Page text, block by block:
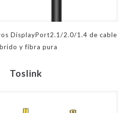
DisplayPort2.1/2.0/1.4 de cable
y fibra pura
Toslink